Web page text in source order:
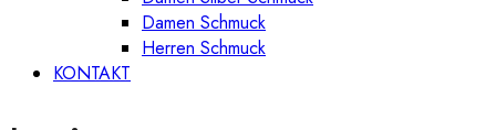
Damen Schmuck
Herren Schmuck
KONTAKT